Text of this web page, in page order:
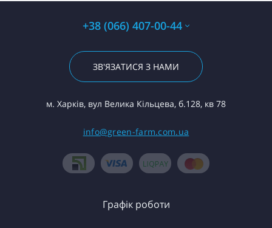
+38 (066) 407-00-44
ЗВ'ЯЗАТИСЯ З НАМИ
м. Харків, вул Велика Кільцева, б.128, кв 78
info@green-farm.com.ua
Графік роботи